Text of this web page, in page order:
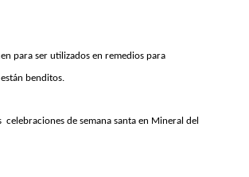
para ser utilizados en remedios para
benditos.
de semana santa en Mineral del